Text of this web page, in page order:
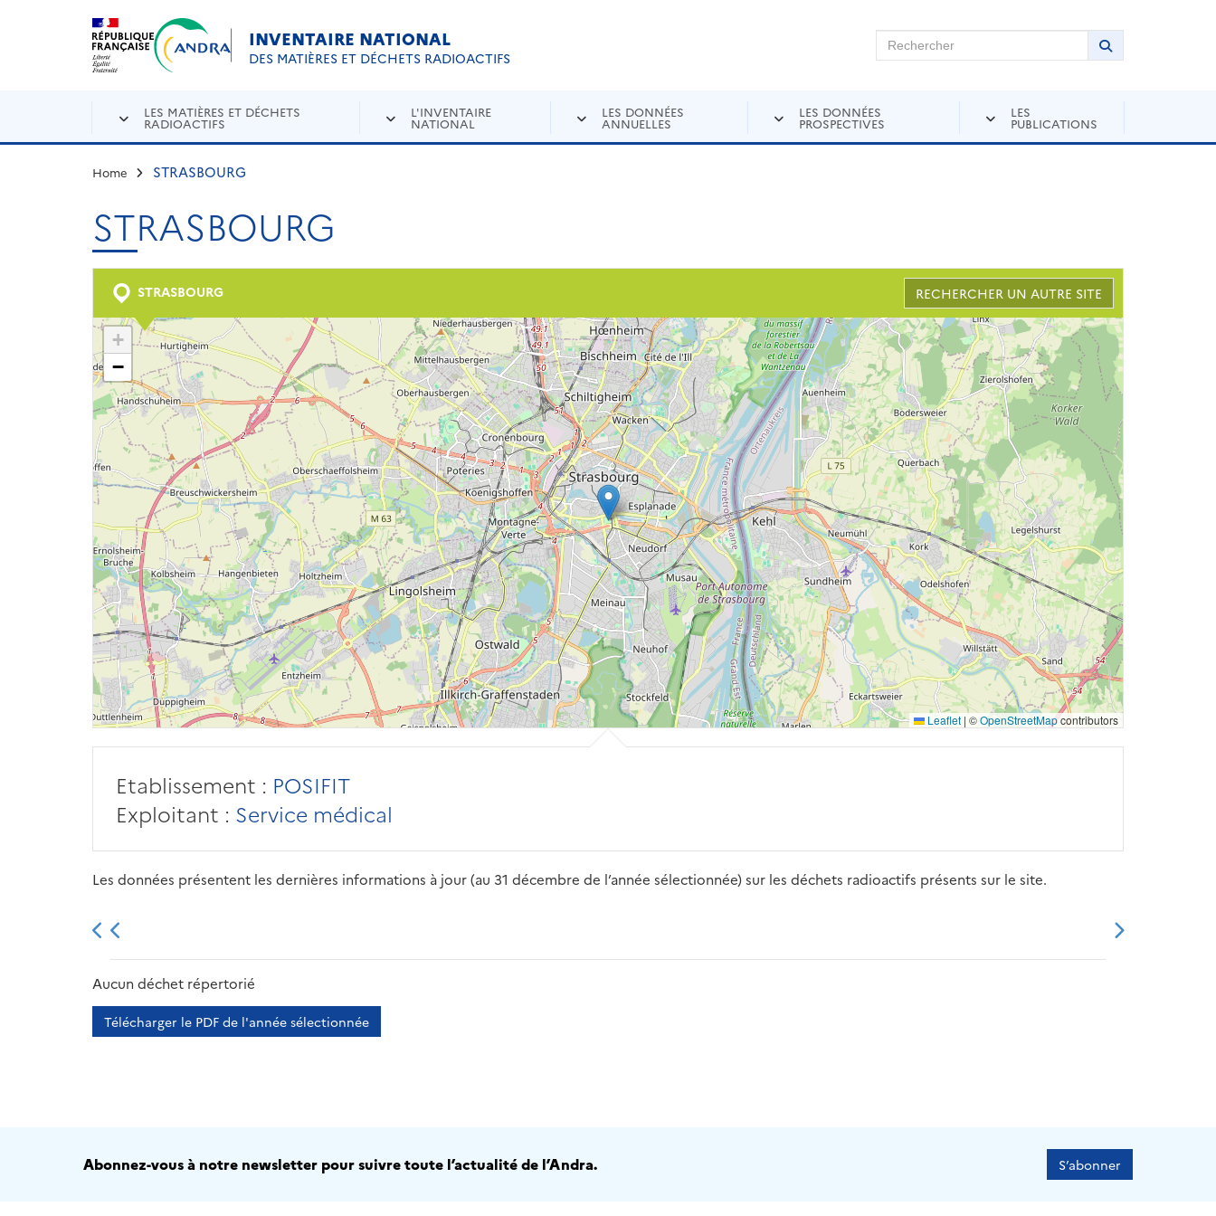
Aller au contenu principal
INVENTAIRE NATIONAL
DES MATIÈRES ET DÉCHETS RADIOACTIFS
Rechercher sur Andra Inventaire Rechercher
Lancer la
LES MATIÈRES ET DÉCHETS
RADIOACTIFS
L'INVENTAIRE
NATIONAL
LES DONNÉES
ANNUELLES
LES DONNÉES
PROSPECTIVES
LES
PUBLICATIONS
Home STRASBOURG
STRASBOURG
STRASBOURG RECHERCHER UN AUTRE SITE
+
−
Leaflet | ©OpenStreetMapcontributors
Etablissement : POSIFIT
Exploitant : Service médical
Les données présentent les dernières informations à jour (au 31 décembre de l’année sélectionnée) sur les déchets radioactifs présents sur le site.
2013 2014
Aucun déchet répertorié
Télécharger le PDF de l'année sélectionnée
Abonnez-vous à notre newsletter pour suivre toute l’actualité de l’Andra. S’abonner